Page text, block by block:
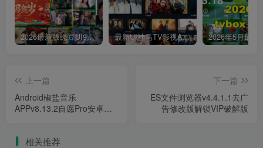
2026最新版绿豆UI9双端影视APP源码 最新UI神马TV影视APP源码 乐檬影视苹果CMS后台 包含前后端源码
上一篇
Android椒盐音乐
APPv8.13.2自愿Pro安卓音
下一篇
ES文件浏览器v4.4.1.1去广
告修改版解锁VIP破解版
相关推荐